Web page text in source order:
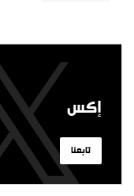
إكس
تابعنا